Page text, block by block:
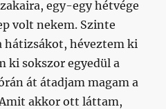
egy-egy hétvége
volt nekem. Szinte
hátizsákot, héveztem ki
ki sokszor egyedül a
át átadjam magam a
akkor ott láttam,